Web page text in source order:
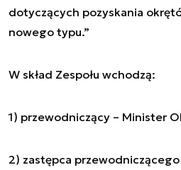
dotyczących pozyskania
nowego typu.”
W skład Zespołu wchodzą:
1) przewodniczący – Minister
2) zastępca